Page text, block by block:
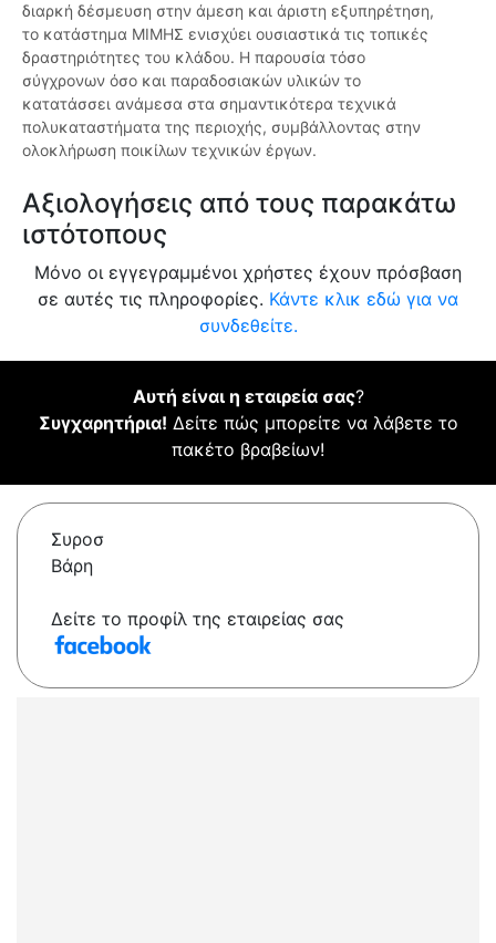
διαρκή δέσμευση στην άμεση και άριστη εξυπηρέτηση,
το κατάστημα ΜΙΜΗΣ ενισχύει ουσιαστικά τις τοπικές
δραστηριότητες του κλάδου. Η παρουσία τόσο
σύγχρονων όσο και παραδοσιακών υλικών το
κατατάσσει ανάμεσα στα σημαντικότερα τεχνικά
πολυκαταστήματα της περιοχής, συμβάλλοντας στην
ολοκλήρωση ποικίλων τεχνικών έργων.
Αξιολογήσεις από τους παρακάτω
ιστότοπους
Μόνο οι εγγεγραμμένοι χρήστες έχουν πρόσβαση
σε αυτές τις πληροφορίες. Κάντε κλικ εδώ για να
συνδεθείτε.
Αυτή είναι η εταιρεία σας?
Συγχαρητήρια! Δείτε πώς μπορείτε να λάβετε το
πακέτο βραβείων!
Συροσ
Βάρη
Δείτε το προφίλ της εταιρείας σας